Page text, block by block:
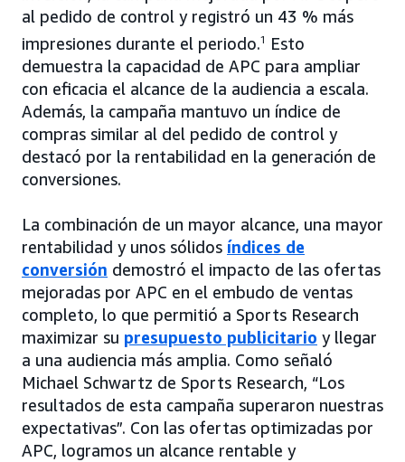
al pedido de control y registró un 43 % más
impresiones durante el periodo.1
Esto
demuestra la capacidad de APC para ampliar
con eficacia el alcance de la audiencia a escala.
Además, la campaña mantuvo un índice de
compras similar al del pedido de control y
destacó por la rentabilidad en la generación de
conversiones.
La combinación de un mayor alcance, una mayor
rentabilidad y unos sólidos índices de
conversión demostró el impacto de las ofertas
mejoradas por APC en el embudo de ventas
completo, lo que permitió a Sports Research
maximizar su presupuesto publicitario y llegar
a una audiencia más amplia. Como señaló
Michael Schwartz de Sports Research, “Los
resultados de esta campaña superaron nuestras
expectativas”. Con las ofertas optimizadas por
APC, logramos un alcance rentable y